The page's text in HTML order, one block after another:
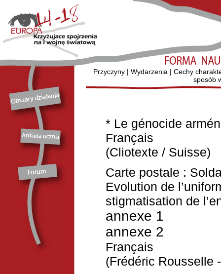
Przyczyny| Wydarzenia | Cechy
sposób
* Le génocide
Français
(Cliotexte / Suisse)
Carte postale :
Evolution de
stigmatisation de
annexe 1
annexe 2
Français
(Frédéric Rousselle